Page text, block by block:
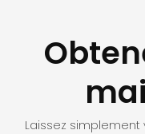
Laissez